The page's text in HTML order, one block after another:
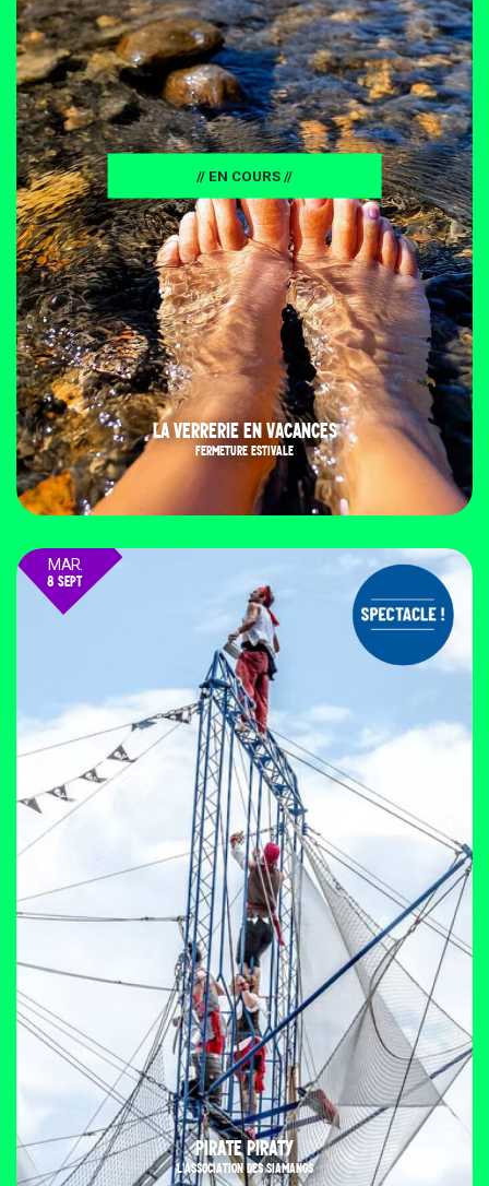
// EN COURS //
LA VERRERIE EN VACANCES
FERMETURE ESTIVALE
MAR.
8 SEPT
PIRATE PIRATY
L'ASSOCIATION DES SIAMANGS